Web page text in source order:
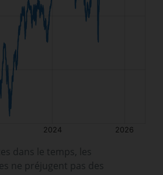
dans le temps, les
ne préjugent pas des